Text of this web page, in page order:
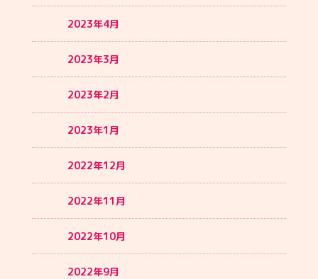
2023年4月
2023年3月
2023年2月
2023年1月
2022年12月
2022年11月
2022年10月
2022年9月